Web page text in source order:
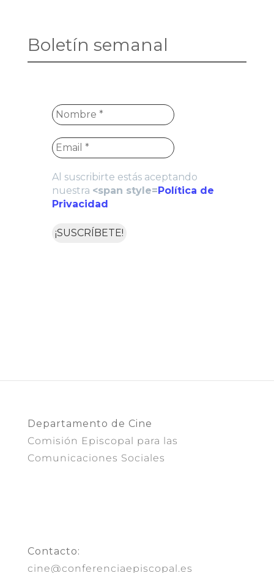
Boletín semanal
Al suscribirte estás aceptando
nuestra <span style=Política de
Privacidad
Departamento de Cine
Comisión Episcopal para las
Comunicaciones Sociales
Contacto:
cine@conferenciaepiscopal.es